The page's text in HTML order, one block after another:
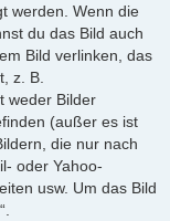
werden. Wenn die
du das Bild auch
Bild verlinken, das
z. B.
weder Bilder
(außer es ist
die nur nach
oder Yahoo-
usw. Um das Bild